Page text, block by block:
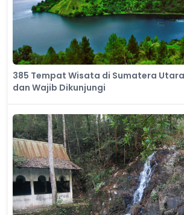
385 Tempat Wisata di Sumatera
dan Wajib Dikunjungi